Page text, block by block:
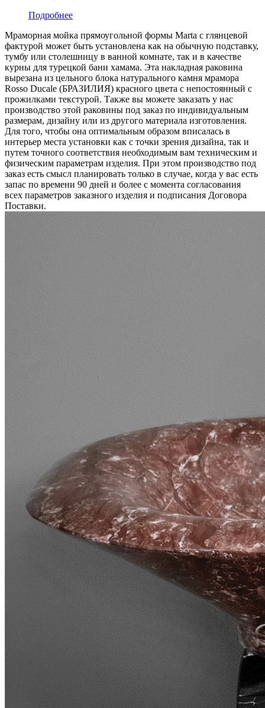
Подробнее
Мраморная мойка прямоугольной формы Marta с глянцевой
фактурой может быть установлена как на обычную подставку,
тумбу или столешницу в ванной комнате, так и в качестве
курны для турецкой бани хамама. Эта накладная раковина
вырезана из цельного блока натурального камня мрамора
Rosso Ducale (БРАЗИЛИЯ) красного цвета c непостоянный с
прожилками текстурой. Также вы можете заказать у нас
производство этой раковины под заказ по индивидуальным
размерам, дизайну или из другого материала изготовления.
Для того, чтобы она оптимальным образом вписалась в
интерьер места установки как с точки зрения дизайна, так и
путем точного соответствия необходимым вам техническим и
физическим параметрам изделия. При этом производство под
заказ есть смысл планировать только в случае, когда у вас есть
запас по времени 90 дней и более с момента согласования
всех параметров заказного изделия и подписания Договора
Поставки.